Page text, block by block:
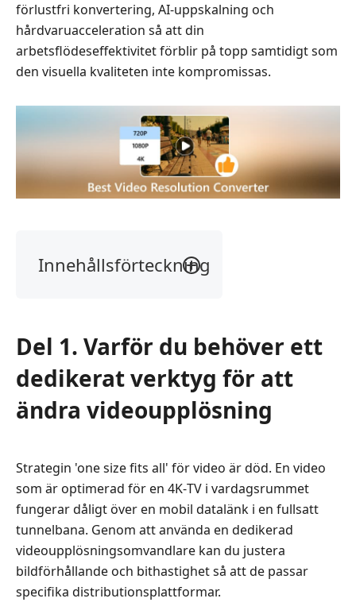
förlustfri konvertering, AI‑uppskalning och
hårdvaruacceleration så att din
arbetsflödeseffektivitet förblir på topp samtidigt som
den visuella kvaliteten inte kompromissas.
Innehållsförteckning
du
ett
dedikerat
verktyg
ändra
video­
upplösning
Del
2.
Professionella
AI-
Del 1. Varför du behöver ett
dedikerat verktyg för att
ändra video­upplösning
Strategin 'one size fits all' för video är död. En video
som är optimerad för en 4K‑TV i vardagsrummet
fungerar dåligt över en mobil datalänk i en fullsatt
tunnelbana. Genom att använda en dedikerad
videoupplösningsomvandlare kan du justera
bildförhållande och bithastighet så att de passar
specifika distributionsplattformar.